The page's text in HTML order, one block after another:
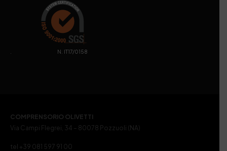
. N. IT17/0158
COMPRENSORIO OLIVETTI
Via Campi Flegrei, 34 – 80078 Pozzuoli (NA)
tel +39 081 597 91 00